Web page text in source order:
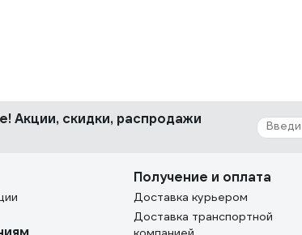
Акции, скидки, распродажи
Получение и оплата
Доставка курьером
Доставка транспортной